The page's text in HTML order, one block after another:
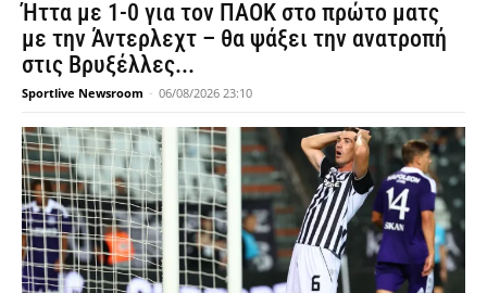
Ήττα με 1-0 για τον ΠΑΟΚ στο πρώτο ματς
με την Άντερλεχτ – θα ψάξει την ανατροπή
στις Βρυξέλλες...
Sportlive Newsroom - 06/08/2026 23:10